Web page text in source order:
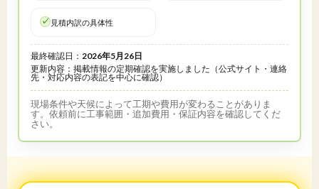
見積内訳の具体性
最終確認日： 2026年5月26日
更新内容：掲載情報の定期確認を実施しました（公式サイト・連絡
先・対応内容の表記を中心に確認）
現場条件や天候によって工期や費用が変わることがありま
す。依頼前に工事範囲・追加費用・保証内容を確認してくだ
さい。